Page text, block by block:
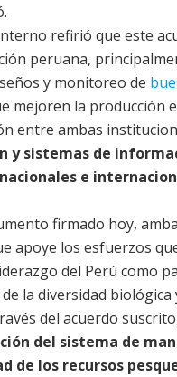
refirió que este
peruana,
y monitoreo de
mejoren la producción
entre ambas
y sistemas de
e
firmado hoy,
apoye los esfuerzos
del Perú como
la diversidad
del acuerdo
del sistema de
de los recursos